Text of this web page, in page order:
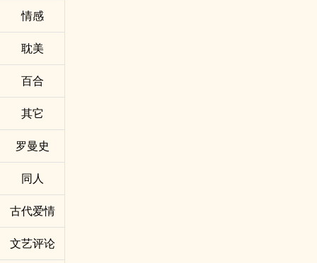
情感
耽美
百合
其它
罗曼史
同人
古代爱情
文艺评论